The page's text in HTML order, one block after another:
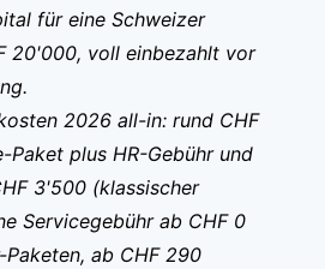
für eine Schweizer
20'000, voll einbezahlt vor
2026 all-in: rund CHF
Paket plus HR-Gebühr und
3'500 (klassischer
Servicegebühr ab CHF 0
ab CHF 290